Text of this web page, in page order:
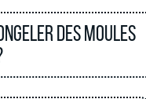
des moules